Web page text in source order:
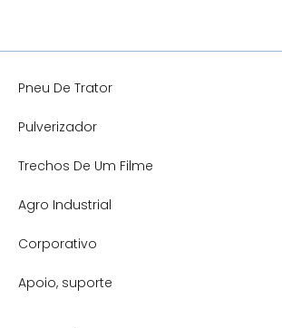
Pneu De Trator
Pulverizador
Trechos De Um Filme
Agro Industrial
Corporativo
Apoio, suporte